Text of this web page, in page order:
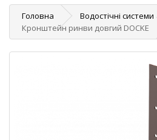
Головна Водостічні системи
Кронштейн ринви довгий DOCKE